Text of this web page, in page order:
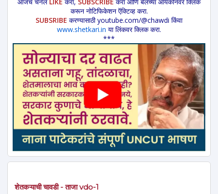
करून नोटिफिकेशन ऍक्टिव्ह करा.
SUBSRIBE करण्यासाठी youtube.com/@chawdi किंवा
www.shetkari.in या लिंकवर क्लिक करा.
***
शेतकऱ्याची चावडी - ताजा vdo-1